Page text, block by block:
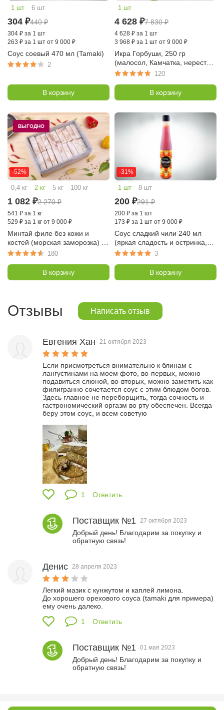
1 шт 6 шт
304 ₽440₽
304 ₽ за 1 шт
263 ₽ за 1 шт от 9 000 ₽
Соус соевый 470 мл (Tamaki)
2
В корзину
1 шт
4 628 ₽7 830₽
4 628 ₽ за 1 шт
3 968 ₽ за 1 шт от 9 000 ₽
Икра Горбуши, 250 гр
(малосол, Камчатка, нерест
2026г)
120
В корзину
ВЫГОДНО
-52%
0,4 кг 2 кг 5 кг 100 кг
1 082 ₽2 270₽
541 ₽ за 1 кг
529 ₽ за 1 кг от 9 000 ₽
Минтай филе без кожи и
костей (морская заморозка) с/
м порционный по 100-120 гр,
180
В корзину
-31%
1 шт 8 шт
200 ₽291₽
200 ₽ за 1 шт
173 ₽ за 1 шт от 9 000 ₽
Соус сладкий чили 240 мл
(яркая сладость и остринка,
Tamaki)
3
В корзину
Отзывы Написать отзыв
Евгения Хан 21 октября 2023
Если присмотреться внимательно к блинам с
лангустинами на моем фото, во-первых, можно
подавиться слюной, во-вторых, можно заметить как
филигранно сочетается соус с этим блюдом богов.
Здесь главное не переборщить, тогда сочность и
гастрономический оргазм во рту обеспечен. Всегда
беру этом соус, и всем советую
1 Ответить
Поставщик №1 27 октября 2023
Добрый день! Благодарим за покупку и
обратную связь!
Денис 28 апреля 2023
Легкий мазик с кунжутом и каплей лимона.
До хорошего орехового соуса (tamaki для примера)
ему очень далеко.
1
Ответить
Поставщик №1 01 мая 2023
Добрый день! Благодарим за покупку и
обратную связь!